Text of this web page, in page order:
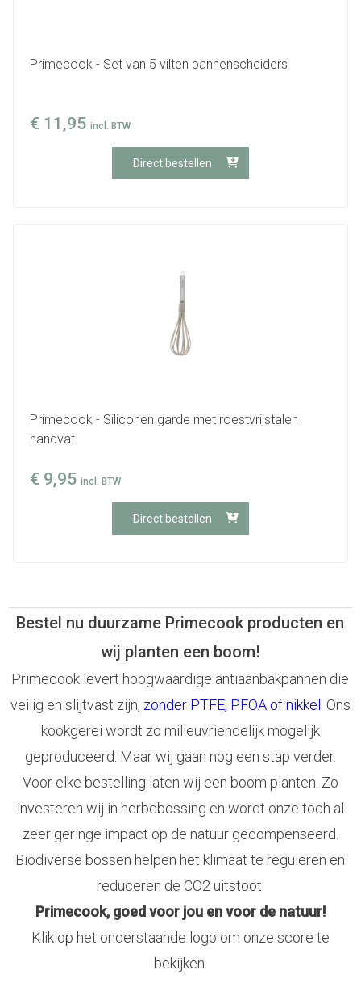
Primecook - Set van 5 vilten pannenscheiders
€ 11,95 incl. BTW
Direct bestellen
Primecook - Siliconen garde met roestvrijstalen
handvat
€ 9,95 incl. BTW
Direct bestellen
Bestel nu duurzame Primecook producten en
wij planten een boom!
Primecook levert hoogwaardige antiaanbakpannen die
veilig en slijtvast zijn, zonder PTFE, PFOA of nikkel . Ons
kookgerei wordt zo milieuvriendelijk mogelijk
geproduceerd. Maar wij gaan nog een stap verder.
Voor elke bestelling laten wij een boom planten. Zo
investeren wij in herbebossing en wordt onze toch al
zeer geringe impact op de natuur gecompenseerd.
Biodiverse bossen helpen het klimaat te reguleren en
reduceren de CO2 uitstoot.
Primecook, goed voor jou en voor de natuur!
Klik op het onderstaande logo om onze score te
bekijken.